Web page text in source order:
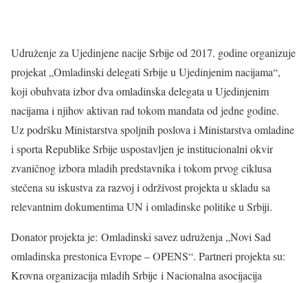
Udruženje za Ujedinjene nacije Srbije od 2017. godine organizuje
projekat „Omladinski delegati Srbije u Ujedinjenim nacijama“,
koji obuhvata izbor dva omladinska delegata u Ujedinjenim
nacijama i njihov aktivan rad tokom mandata od jedne godine.
Uz podršku Ministarstva spoljnih poslova i Ministarstva omladine
i sporta Republike Srbije uspostavljen je institucionalni okvir
zvaničnog izbora mladih predstavnika i tokom prvog ciklusa
stečena su iskustva za razvoj i održivost projekta u skladu sa
relevantnim dokumentima UN i omladinske politike u Srbiji.
Donator projekta je: Omladinski savez udruženja „Novi Sad
omladinska prestonica Evrope – OPENS“. Partneri projekta su:
Krovna organizacija mladih Srbije i Nacionalna asocijacija